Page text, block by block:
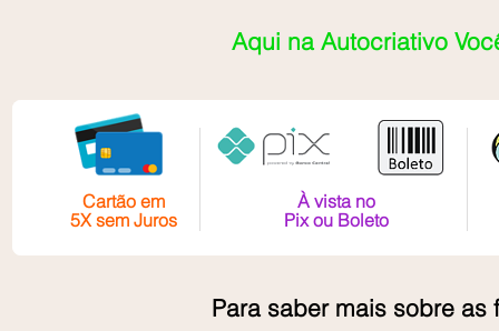
Aqui na Autocriativo
Cartão em
5X sem Juros
À vista no
Pix ou Boleto
Para saber mais sobre